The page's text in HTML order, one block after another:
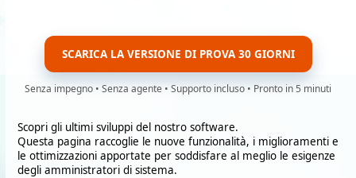
SCARICA LA VERSIONE DI PROVA 30 GIORNI
Senza impegno • Senza agente • Supporto incluso • Pronto in 5 minuti
Scopri gli ultimi sviluppi del nostro software.
Questa pagina raccoglie le nuove funzionalità, i miglioramenti e
le ottimizzazioni apportate per soddisfare al meglio le esigenze
degli amministratori di sistema.